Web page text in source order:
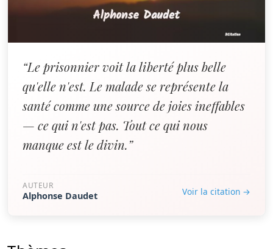
“Le prisonnier voit la liberté plus belle
qu'elle n'est. Le malade se représente la
santé comme une source de joies ineffables
— ce qui n'est pas. Tout ce qui nous
manque est le divin.”
AUTEUR
Alphonse Daudet Voir la citation →